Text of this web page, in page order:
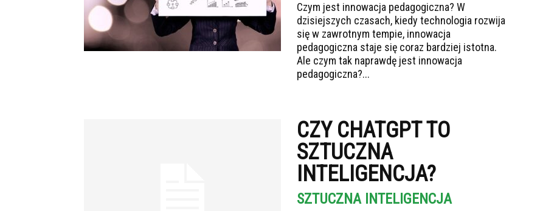
Czym jest innowacja pedagogiczna? W
dzisiejszych czasach, kiedy technologia rozwija
się w zawrotnym tempie, innowacja
pedagogiczna staje się coraz bardziej istotna.
Ale czym tak naprawdę jest innowacja
pedagogiczna?...
CZY CHATGPT TO
SZTUCZNA
INTELIGENCJA?
SZTUCZNA INTELIGENCJA